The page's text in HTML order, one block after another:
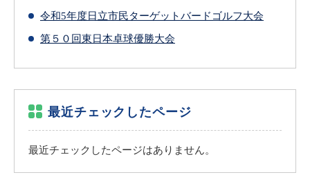
令和5年度日立市民ターゲットバードゴルフ大会
第５０回東日本卓球優勝大会
最近チェックしたページ
最近チェックしたページはありません。